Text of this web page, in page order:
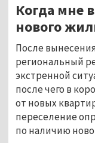
Когда мне
нового
После
региональный
экстренной
после чего в
от новых
переселение
по наличию